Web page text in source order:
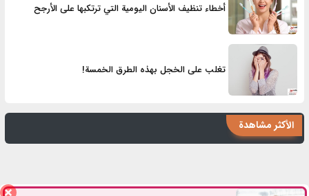
أخطاء تنظيف الأسنان اليومية التي ترتكبها على الأرجح
تغلب على الخجل بهذه الطرق الخمسة!
الأكثر مشاهدة